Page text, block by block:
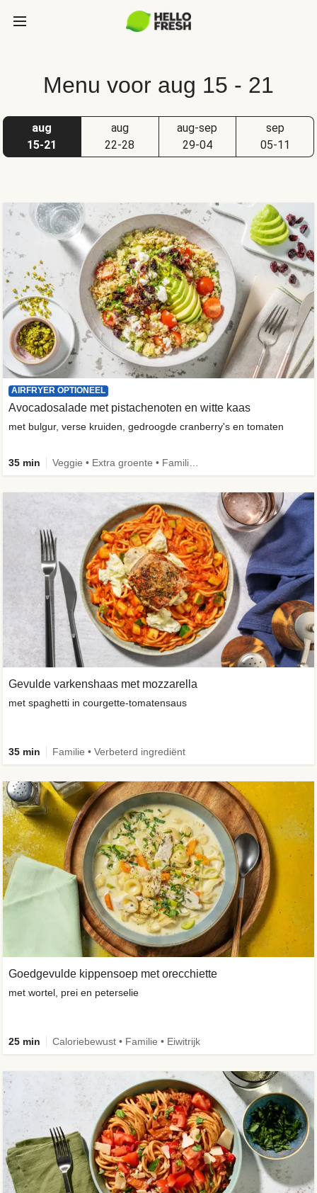
Menu voor aug 15 - 21
aug
15-21
aug
22-28
aug-sep
29-04
sep
05-11
Gevulde varkenshaas met mozzarella
met spaghetti in courgette-tomatensaus
35 min Familie • Verbeterd ingrediënt
AIRFRYER OPTIONEEL
Avocadosalade met pistachenoten en witte kaas
met bulgur, verse kruiden, gedroogde cranberry's en tomaten
35 min
Goedgevulde kippensoep met orecchiette
met wortel, prei en peterselie
25 min Caloriebewust • Familie • Eiwitrijk